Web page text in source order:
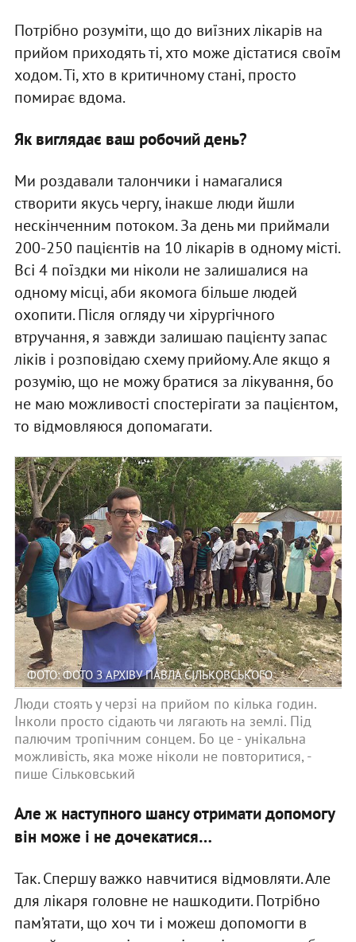
Потрібно розуміти, що до виїзних лікарів на
прийом приходять ті, хто може дістатися своїм
ходом. Ті, хто в критичному стані, просто
помирає вдома.
Як виглядає ваш робочий день?
Ми роздавали талончики і намагалися
створити якусь чергу, інакше люди йшли
нескінченним потоком. За день ми приймали
200-250 пацієнтів на 10 лікарів в одному місті.
Всі 4 поїздки ми ніколи не залишалися на
одному місці, аби якомога більше людей
охопити. Після огляду чи хірургічного
втручання, я завжди залишаю пацієнту запас
ліків і розповідаю схему прийому. Але якщо я
розумію, що не можу братися за лікування, бо
не маю можливості спостерігати за пацієнтом,
то відмовляюся допомагати.
ФОТО: ФОТО З АРХІВУ ПАВЛА СІЛЬКОВСЬКОГО
Люди стоять у черзі на прийом по кілька годин.
Інколи просто сідають чи лягають на землі. Під
палючим тропічним сонцем. Бо це - унікальна
можливість, яка може ніколи не повторитися, -
пише Сільковський
Але ж наступного шансу отримати допомогу
він може і не дочекатися…
Так. Спершу важко навчитися відмовляти. Але
для лікаря головне не нашкодити. Потрібно
пам’ятати, що хоч ти і можеш допомогти в